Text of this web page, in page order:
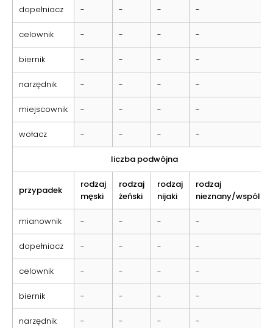
dopełniacz - - - -
celownik - - - -
biernik - - - -
narzędnik - - - -
miejscownik - - - -
wołacz - - - -
liczba podwójna
przypadek
rodzaj
męski
rodzaj
żeński
rodzaj
nijaki
rodzaj
nieznany/wspólny
mianownik - - - -
dopełniacz - - - -
celownik - - - -
biernik - - - -
narzędnik - - - -